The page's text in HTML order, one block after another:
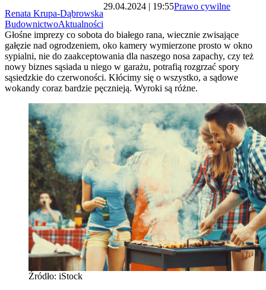
Renata Krupa-Dąbrowska
29.04.2024 | 19:55Prawo cywilne
BudownictwoAktualności
Głośne imprezy co sobota do białego rana, wiecznie zwisające
gałęzie nad ogrodzeniem, oko kamery wymierzone prosto w okno
sypialni, nie do zaakceptowania dla naszego nosa zapachy, czy też
nowy biznes sąsiada u niego w garażu, potrafią rozgrzać spory
sąsiedzkie do czerwoności. Kłócimy się o wszystko, a sądowe
wokandy coraz bardzie pęcznieją. Wyroki są różne.
Źródło: iStock